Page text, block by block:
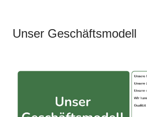
Unser Geschäftsmodell